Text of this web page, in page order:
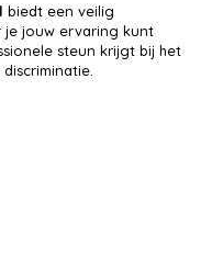
biedt een veilig
je jouw ervaring kunt
steun krijgt bij het